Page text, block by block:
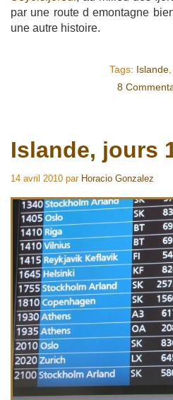
par une route d emontagne
une autre histoire.
Tags: Islande,
8
Islande, jours
14 avril 2010 par Horacio Gonzalez